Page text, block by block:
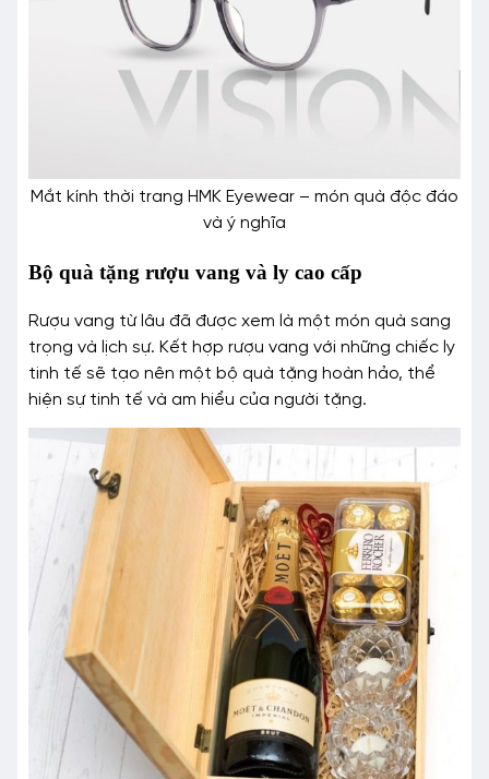
Mắt kính thời trang HMK Eyewear – món quà độc đáo
và ý nghĩa
Bộ quà tặng rượu vang và ly cao cấp
Rượu vang từ lâu đã được xem là một món quà sang
trọng và lịch sự. Kết hợp rượu vang với những chiếc ly
tinh tế sẽ tạo nên một bộ quà tặng hoàn hảo, thể
hiện sự tinh tế và am hiểu của người tặng.